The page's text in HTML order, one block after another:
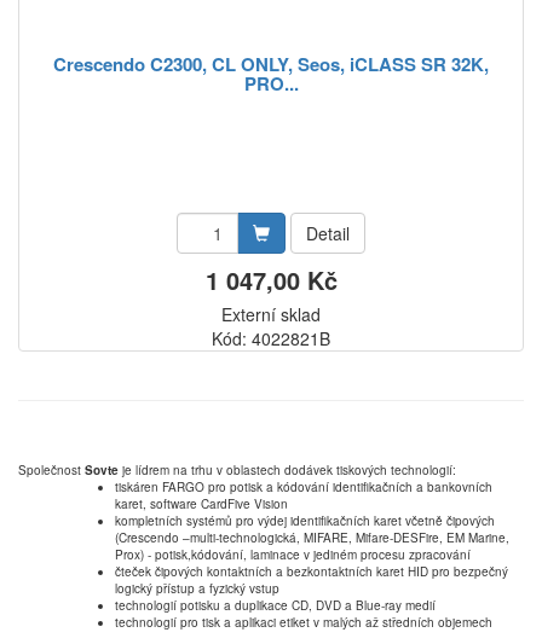
Crescendo C2300, CL ONLY, Seos, iCLASS SR 32K,
PRO...
Detail
1 047,00 Kč
Externí sklad
Kód: 4022821B
Společnost Sovte je lídrem na trhu v oblastech dodávek tiskových technologií:
tiskáren FARGO pro potisk a kódování identifikačních a bankovních
karet, software CardFive Vision
kompletních systémů pro výdej identifikačních karet včetně čipových
(Crescendo –multi-technologická, MIFARE, Mifare-DESFire, EM Marine,
Prox) - potisk,kódování, laminace v jediném procesu zpracování
čteček čipových kontaktních a bezkontaktních karet HID pro bezpečný
logický přístup a fyzický vstup
technologií potisku a duplikace CD, DVD a Blue-ray medií
technologií pro tisk a aplikaci etiket v malých až středních objemech